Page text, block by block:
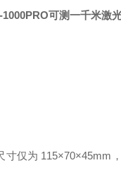
1000PRO可测一千米激
寸仅为 115×70×45mm